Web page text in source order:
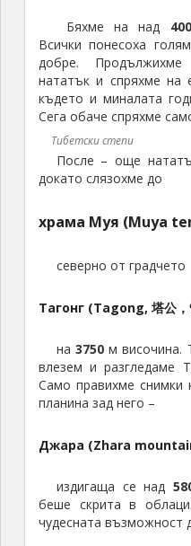
Бяхме на над
Всички понесоха
добре.
нататък и спряхме на
където и миналата
Сега обаче спряхме
Тибетски степи
После – още
докато слязохме до
храма Муя (Muya
северно от градчето
Тагонг (Tagong, 塔公，
на3750м височина.
влезем и разгледаме
Само правихме снимки
планина зад него –
Джара (Zhara
издигаща се над
беше скрита в
чудесната възможност